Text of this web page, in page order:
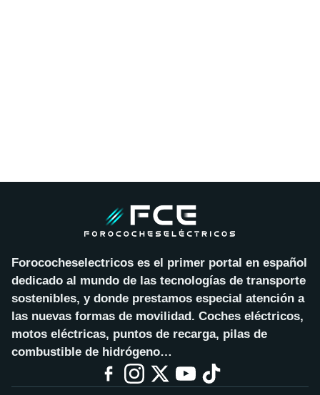
Forococheselectricos es el primer portal en español
dedicado al mundo de las tecnologías de transporte
sostenibles, y donde prestamos especial atención a
las nuevas formas de movilidad. Coches eléctricos,
motos eléctricas, puntos de recarga, pilas de
combustible de hidrógeno…